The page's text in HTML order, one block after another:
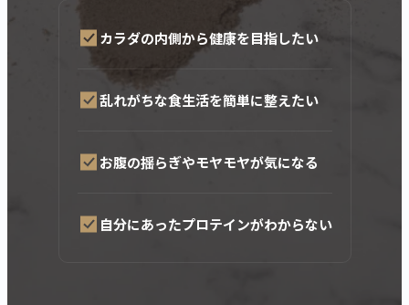
カラダの内側から健康を目指したい
乱れがちな食生活を簡単に整えたい
お腹の揺らぎやモヤモヤが気になる
自分にあったプロテインがわからない